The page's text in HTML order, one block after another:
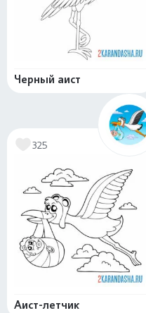
Черный аист
325
Аист-летчик